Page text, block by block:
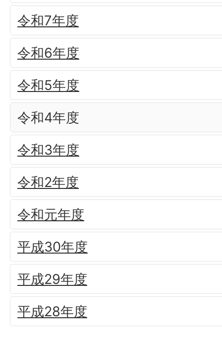
令和7年度
令和6年度
令和5年度
令和4年度
令和3年度
令和2年度
令和元年度
平成30年度
平成29年度
平成28年度